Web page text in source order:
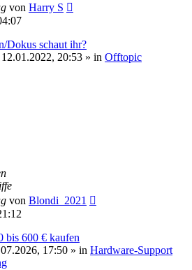
von Harry S
Dokus schaut ihr?
12.01.2022, 20:53 » in Offtopic
von Blondi_2021
bis 600 € kaufen
17:50 » in Hardware-Support